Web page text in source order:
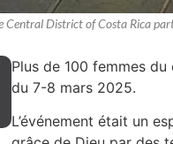
District of Costa Rica
Plus de 100 femmes
du 7-8 mars 2025.
L’événement était un